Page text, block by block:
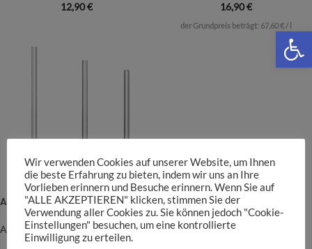
12,90€
16,90€
der Grundpreis beträgt: 67,60€/ l
Aqua Rebell CO2 Diffusor Bowl
Aqua Rebell
16,90€–29,90€
Wir verwenden Cookies auf unserer Website, um Ihnen
die beste Erfahrung zu bieten, indem wir uns an Ihre
Vorlieben erinnern und Besuche erinnern. Wenn Sie auf
"ALLE AKZEPTIEREN" klicken, stimmen Sie der
Verwendung aller Cookies zu. Sie können jedoch "Cookie-
Einstellungen" besuchen, um eine kontrollierte
Einwilligung zu erteilen.